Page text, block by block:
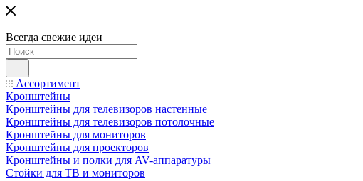
Всегда свежие идеи
Ассортимент
Кронштейны
Кронштейны для телевизоров настенные
Кронштейны для телевизоров потолочные
Кронштейны для мониторов
Кронштейны для проекторов
Кронштейны и полки для AV-аппаратуры
Стойки для ТВ и мониторов